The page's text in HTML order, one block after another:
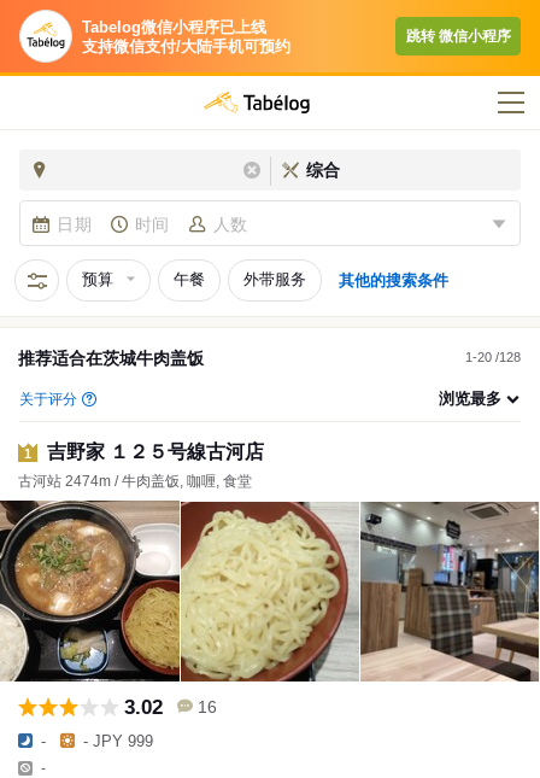
Tabelog微信小程序已上线
支持微信支付/大陆手机可预约
跳转​ 微信小程序​
综合
日期 时间 人数
预算 午餐 外带服务 其他的搜索条件
推荐适合在茨城牛肉盖饭 1-20 /128
关于评分 浏览最多
1 吉野家 １２５号線古河店
古河站 2474m / 牛肉盖饭, 咖喱, 食堂
3.02 16
- - JPY 999
-